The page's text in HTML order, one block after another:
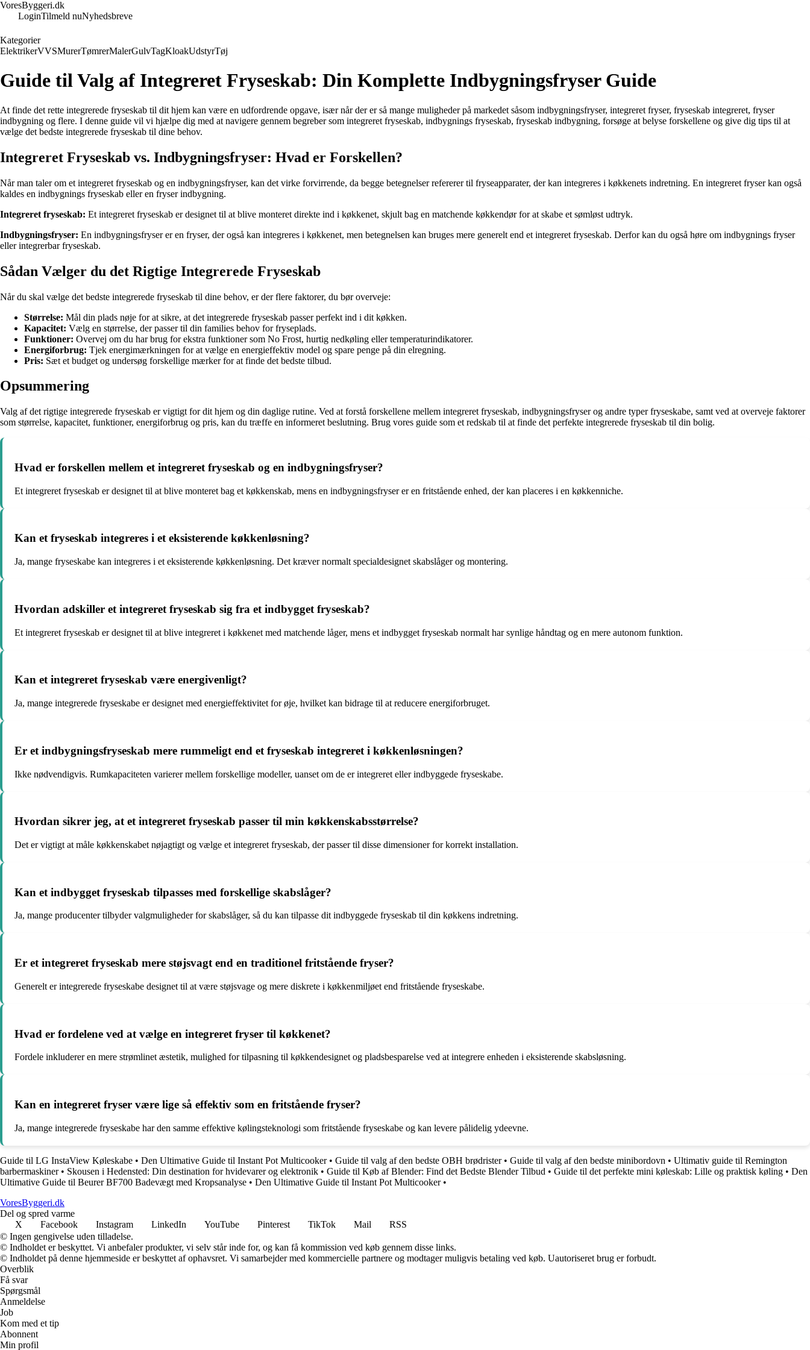
VoresByggeri.dk
LoginTilmeld nuNyhedsbreve
Kategorier
ElektrikerVVSMurerTømrerMalerGulvTagKloakUdstyrTøj
Guide til Valg af Integreret Fryseskab: Din Komplette Indbygningsfryser Guide
At finde det rette integrerede fryseskab til dit hjem kan være en udfordrende opgave, især når der er så mange muligheder på markedet såsom indbygningsfryser, integreret fryser, fryseskab integreret, fryser
indbygning og flere. I denne guide vil vi hjælpe dig med at navigere gennem begreber som integreret fryseskab, indbygnings fryseskab, fryseskab indbygning, forsøge at belyse forskellene og give dig tips til at
vælge det bedste integrerede fryseskab til dine behov.
Integreret Fryseskab vs. Indbygningsfryser: Hvad er Forskellen?
Når man taler om et integreret fryseskab og en indbygningsfryser, kan det virke forvirrende, da begge betegnelser refererer til fryseapparater, der kan integreres i køkkenets indretning. En integreret fryser kan også
kaldes en indbygnings fryseskab eller en fryser indbygning.
Integreret fryseskab: Et integreret fryseskab er designet til at blive monteret direkte ind i køkkenet, skjult bag en matchende køkkendør for at skabe et sømløst udtryk.
Indbygningsfryser: En indbygningsfryser er en fryser, der også kan integreres i køkkenet, men betegnelsen kan bruges mere generelt end et integreret fryseskab. Derfor kan du også høre om indbygnings fryser
eller integrerbar fryseskab.
Sådan Vælger du det Rigtige Integrerede Fryseskab
Når du skal vælge det bedste integrerede fryseskab til dine behov, er der flere faktorer, du bør overveje:
Størrelse: Mål din plads nøje for at sikre, at det integrerede fryseskab passer perfekt ind i dit køkken.
Kapacitet: Vælg en størrelse, der passer til din families behov for fryseplads.
Funktioner: Overvej om du har brug for ekstra funktioner som No Frost, hurtig nedkøling eller temperaturindikatorer.
Energiforbrug: Tjek energimærkningen for at vælge en energieffektiv model og spare penge på din elregning.
Pris: Sæt et budget og undersøg forskellige mærker for at finde det bedste tilbud.
Opsummering
Valg af det rigtige integrerede fryseskab er vigtigt for dit hjem og din daglige rutine. Ved at forstå forskellene mellem integreret fryseskab, indbygningsfryser og andre typer fryseskabe, samt ved at overveje faktorer
som størrelse, kapacitet, funktioner, energiforbrug og pris, kan du træffe en informeret beslutning. Brug vores guide som et redskab til at finde det perfekte integrerede fryseskab til din bolig.
Hvad er forskellen mellem et integreret fryseskab og en indbygningsfryser?
Et integreret fryseskab er designet til at blive monteret bag et køkkenskab, mens en indbygningsfryser er en fritstående enhed, der kan placeres i en køkkenniche.
Kan et fryseskab integreres i et eksisterende køkkenløsning?
Ja, mange fryseskabe kan integreres i et eksisterende køkkenløsning. Det kræver normalt specialdesignet skabslåger og montering.
Hvordan adskiller et integreret fryseskab sig fra et indbygget fryseskab?
Et integreret fryseskab er designet til at blive integreret i køkkenet med matchende låger, mens et indbygget fryseskab normalt har synlige håndtag og en mere autonom funktion.
Kan et integreret fryseskab være energivenligt?
Ja, mange integrerede fryseskabe er designet med energieffektivitet for øje, hvilket kan bidrage til at reducere energiforbruget.
Er et indbygningsfryseskab mere rummeligt end et fryseskab integreret i køkkenløsningen?
Ikke nødvendigvis. Rumkapaciteten varierer mellem forskellige modeller, uanset om de er integreret eller indbyggede fryseskabe.
Hvordan sikrer jeg, at et integreret fryseskab passer til min køkkenskabsstørrelse?
Det er vigtigt at måle køkkenskabet nøjagtigt og vælge et integreret fryseskab, der passer til disse dimensioner for korrekt installation.
Kan et indbygget fryseskab tilpasses med forskellige skabslåger?
Ja, mange producenter tilbyder valgmuligheder for skabslåger, så du kan tilpasse dit indbyggede fryseskab til din køkkens indretning.
Er et integreret fryseskab mere støjsvagt end en traditionel fritstående fryser?
Generelt er integrerede fryseskabe designet til at være støjsvage og mere diskrete i køkkenmiljøet end fritstående fryseskabe.
Hvad er fordelene ved at vælge en integreret fryser til køkkenet?
Fordele inkluderer en mere strømlinet æstetik, mulighed for tilpasning til køkkendesignet og pladsbesparelse ved at integrere enheden i eksisterende skabsløsning.
Kan en integreret fryser være lige så effektiv som en fritstående fryser?
Ja, mange integrerede fryseskabe har den samme effektive kølingsteknologi som fritstående fryseskabe og kan levere pålidelig ydeevne.
Guide til LG InstaView Køleskabe • Den Ultimative Guide til Instant Pot Multicooker• Guide til valg af den bedste OBH brødrister• Guide til valg af den bedste minibordovn • Ultimativ guide til Remington
barbermaskiner• Skousen i Hedensted: Din destination for hvidevarer og elektronik • Guide til Køb af Blender: Find det Bedste Blender Tilbud • Guide til det perfekte mini køleskab: Lille og praktisk køling • Den
Ultimative Guide til Beurer BF700 Badevægt med Kropsanalyse • Den Ultimative Guide til Instant Pot Multicooker•
VoresByggeri.dk
Del og spred varme
X
Facebook Instagram LinkedIn YouTube Pinterest TikTok Mail
RSS
© Ingen gengivelse uden tilladelse.
© Indholdet er beskyttet. Vi anbefaler produkter, vi selv står inde for, og kan få kommission ved køb gennem disse links.
© Indholdet på denne hjemmeside er beskyttet af ophavsret. Vi samarbejder med kommercielle partnere og modtager muligvis betaling ved køb. Uautoriseret brug er forbudt.
Overblik
Få svar
Spørgsmål
Anmeldelse
Job
Kom med et tip
Abonnent
Min profil